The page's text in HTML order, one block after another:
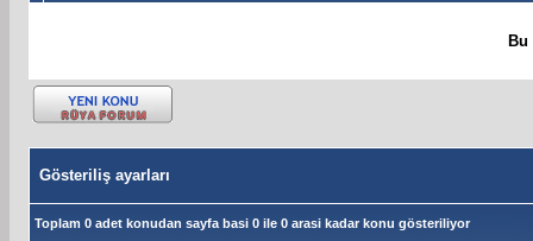
Bu
Gösteriliş ayarları
Toplam 0 adet konudan sayfa basi 0 ile 0 arasi kadar konu gösteriliyor